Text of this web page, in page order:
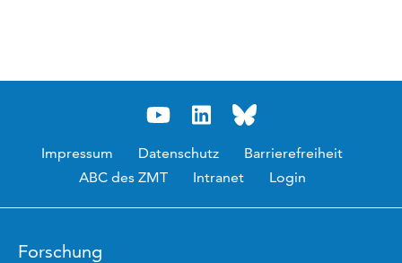
Impressum Datenschutz
Barrierefreiheit
ABC des ZMT
Intranet Login
Forschung